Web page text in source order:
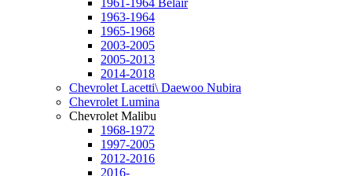
1963-1964
1965-1968
2003-2005
2005-2013
2014-2018
Chevrolet Lacetti\ Daewoo Nubira
Chevrolet Lumina
Chevrolet Malibu
1968-1972
1997-2005
2012-2016
2016-